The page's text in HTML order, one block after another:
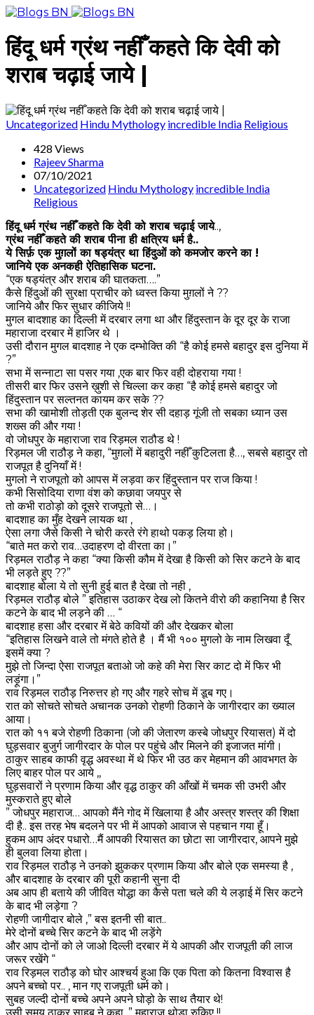
हिंदू धर्म ग्रंथ नहीँ कहते कि देवी को
शराब चढ़ाई जाये |
Uncategorized Hindu Mythology incredible India Religious
428 Views
Rajeev Sharma
07/10/2021
Uncategorized Hindu Mythology incredible India
Religious
हिंदू धर्म ग्रंथ नहीँ कहते कि देवी को शराब चढ़ाई जाये..,
ग्रंथ नहीँ कहते की शराब पीना ही क्षत्रिय धर्म है..
ये सिर्फ़ एक मुग़लों का षड्यंत्र था हिंदुओं को कमजोर करने का !
जानिये एक अनकही ऐतिहासिक घटना.
“एक षड्यंत्र और शराब की घातकता….”
कैसे हिंदुओं की सुरक्षा प्राचीर को ध्वस्त किया मुग़लों ने ??
जानिये और फिर सुधार कीजिये !!
मुगल बादशाह का दिल्ली में दरबार लगा था और हिंदुस्तान के दूर दूर के राजा
महाराजा दरबार में हाजिर थे ।
उसी दौरान मुगल बादशाह ने एक दम्भोक्ति की “है कोई हमसे बहादुर इस दुनिया में
?”
सभा में सन्नाटा सा पसर गया ,एक बार फिर वही दोहराया गया !
तीसरी बार फिर उसने ख़ुशी से चिल्ला कर कहा “है कोई हमसे बहादुर जो
हिंदुस्तान पर सल्तनत कायम कर सके ??
सभा की खामोशी तोड़ती एक बुलन्द शेर सी दहाड़ गूंजी तो सबका ध्यान उस
शख्स की और गया !
वो जोधपुर के महाराजा राव रिड़मल राठौड थे !
रिड़मल जी राठौड़ ने कहा, “मुग़लों में बहादुरी नहीँ कुटिलता है…, सबसे बहादुर तो
राजपूत है दुनियाँ में !
मुगलो ने राजपूतो को आपस में लड़वा कर हिंदुस्तान पर राज किया !
कभी सिसोदिया राणा वंश को कछावा जयपुर से
तो कभी राठोड़ो को दूसरे राजपूतो से…।
बादशाह का मुँह देखने लायक था ,
ऐसा लगा जैसे किसी ने चोरी करते रंगे हाथो पकड़ लिया हो।
“बाते मत करो राव…उदाहरण दो वीरता का।”
रिड़मल राठौड़ ने कहा “क्या किसी कौम में देखा है किसी को सिर कटने के बाद
भी लड़ते हुए ??”
बादशाह बोला ये तो सुनी हुई बात है देखा तो नही ,
रिड़मल राठौड़ बोले ” इतिहास उठाकर देख लो कितने वीरो की कहानिया है सिर
कटने के बाद भी लड़ने की … “
बादशाह हसा और दरबार में बेठे कवियों की और देखकर बोला
“इतिहास लिखने वाले तो मंगते होते है । मैं भी १०० मुगलो के नाम लिखवा दूँ
इसमें क्या ?
मुझे तो जिन्दा ऐसा राजपूत बताओ जो कहे की मेरा सिर काट दो में फिर भी
लड़ूंगा।”
राव रिड़मल राठौड़ निरुत्तर हो गए और गहरे सोच में डूब गए।
रात को सोचते सोचते अचानक उनको रोहणी ठिकाने के जागीरदार का ख्याल
आया।
रात को ११ बजे रोहणी ठिकाना (जो की जेतारण कस्बे जोधपुर रियासत) में दो
घुड़सवार बुजुर्ग जागीरदार के पोल पर पहुंचे और मिलने की इजाजत मांगी।
ठाकुर साहब काफी वृद्ध अवस्था में थे फिर भी उठ कर मेहमान की आवभगत के
लिए बाहर पोल पर आये ,,
घुड़सवारों ने प्रणाम किया और वृद्ध ठाकुर की आँखों में चमक सी उभरी और
मुस्कराते हुए बोले
” जोधपुर महाराज… आपको मैंने गोद में खिलाया है और अस्त्र शस्त्र की शिक्षा
दी है.. इस तरह भेष बदलने पर भी में आपको आवाज से पहचान गया हूँ।
हुकम आप अंदर पधारो…मैं आपकी रियासत का छोटा सा जागीरदार, आपने मुझे
ही बुलवा लिया होता।
राव रिड़मल राठौड़ ने उनको झुककर प्रणाम किया और बोले एक समस्या है ,
और बादशाह के दरबार की पूरी कहानी सुना दी
अब आप ही बताये की जीवित योद्धा का कैसे पता चले की ये लड़ाई में सिर कटने
के बाद भी लड़ेगा ?
रोहणी जागीदार बोले ,” बस इतनी सी बात..
मेरे दोनों बच्चे सिर कटने के बाद भी लड़ेंगे
और आप दोनों को ले जाओ दिल्ली दरबार में ये आपकी और राजपूती की लाज
जरूर रखेंगे “
राव रिड़मल राठौड़ को घोर आश्चर्य हुआ कि एक पिता को कितना विश्वास है
अपने बच्चो पर.. , मान गए राजपूती धर्म को।
सुबह जल्दी दोनों बच्चे अपने अपने घोड़ो के साथ तैयार थे!